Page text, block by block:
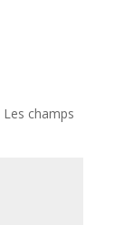
Les champs